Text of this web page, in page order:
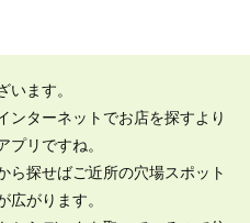
います。
ンターネットでお店を探すより
プリですね。
ら探せばご近所の穴場スポット
広がります。